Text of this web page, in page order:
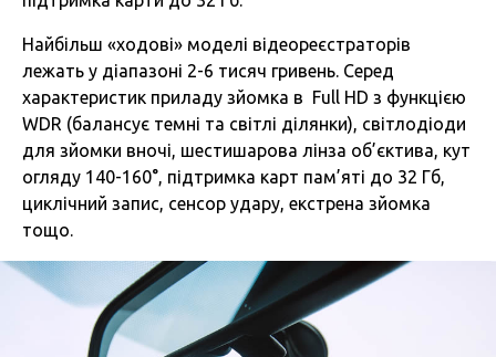
Найбільш «ходові» моделі відеореєстраторів
лежать у діапазоні 2-6 тисяч гривень. Серед
характеристик приладу зйомка в Full HD з функцією
WDR (балансує темні та світлі ділянки), світлодіоди
для зйомки вночі, шестишарова лінза об’єктива, кут
огляду 140-160°, підтримка карт пам’яті до 32 Гб,
циклічний запис, сенсор удару, екстрена зйомка
тощо.